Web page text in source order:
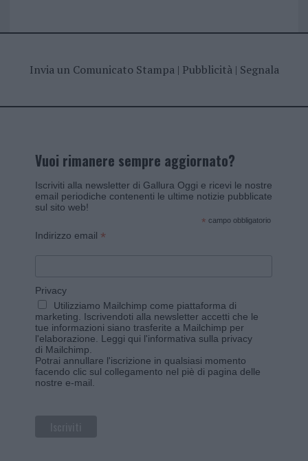
Invia un Comunicato Stampa| Pubblicità| Segnala
Vuoi rimanere sempre aggiornato?
Iscriviti alla newsletter di Gallura Oggi e ricevi le nostre
email periodiche contenenti le ultime notizie pubblicate
sul sito web!
* campo obbligatorio
Indirizzo email *
Privacy
Utilizziamo Mailchimp come piattaforma di
marketing. Iscrivendoti alla newsletter accetti che le
tue informazioni siano trasferite a Mailchimp per
l'elaborazione. Leggi qui l'informativa sulla privacy
di Mailchimp
Potrai annullare l'iscrizione in qualsiasi momento
facendo clic sul collegamento nel piè di pagina delle
nostre e-mail.